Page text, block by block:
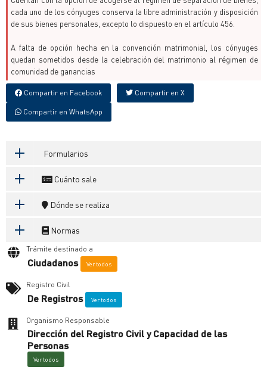
cada uno de los cónyuges conserva la libre administración y disposición
de sus bienes personales, excepto lo dispuesto en el artículo 456.
A falta de opción hecha en la convención matrimonial, los cónyuges
quedan sometidos desde la celebración del matrimonio al régimen de
comunidad de ganancias
Compartir en Facebook Compartir en X
Compartir en WhatsApp
Formularios
Cuánto sale
Dónde se realiza
Normas
Trámite destinado a
Ciudadanos Ver todos
Registro Civil
De Registros Ver todos
Organismo Responsable
Dirección del Registro Civil y Capacidad de las
Personas
Ver todos